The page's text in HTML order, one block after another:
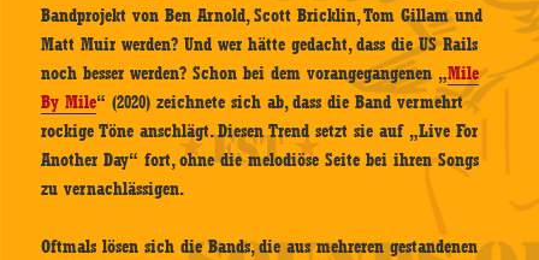
Bandprojekt von Ben Arnold, Scott Bricklin, Tom Gillam und
Matt Muir werden? Und wer hätte gedacht, dass die US Rails
noch besser werden? Schon bei dem vorangegangenen „Mile
By Mile“ (2020) zeichnete sich ab, dass die Band vermehrt
rockige Töne anschlägt. Diesen Trend setzt sie auf „Live For
Another Day“ fort, ohne die melodiöse Seite bei ihren Songs
zu vernachlässigen.
Oftmals lösen sich die Bands, die aus mehreren gestandenen